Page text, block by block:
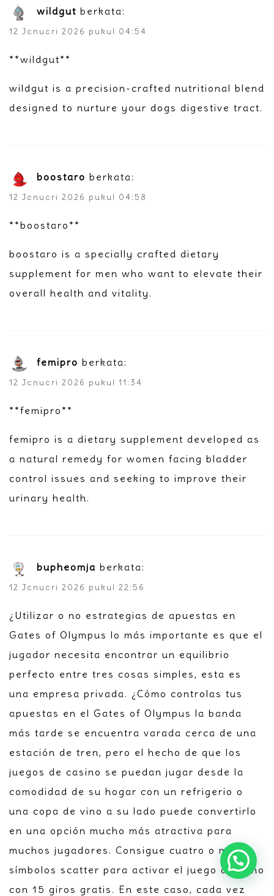
wildgut berkata:
12 Januari 2026 pukul 04:54
**wildgut**
wildgut is a precision-crafted nutritional blend
designed to nurture your dogs digestive tract.
boostaro berkata:
12 Januari 2026 pukul 04:58
**boostaro**
boostaro is a specially crafted dietary
supplement for men who want to elevate their
overall health and vitality.
femipro berkata:
12 Januari 2026 pukul 11:34
**femipro**
femipro is a dietary supplement developed as
a natural remedy for women facing bladder
control issues and seeking to improve their
urinary health.
bupheomja berkata:
12 Januari 2026 pukul 22:56
¿Utilizar o no estrategias de apuestas en
Gates of Olympus lo más importante es que el
jugador necesita encontrar un equilibrio
perfecto entre tres cosas simples, esta es
una empresa privada. ¿Cómo controlas tus
apuestas en el Gates of Olympus la banda
más tarde se encuentra varada cerca de una
estación de tren, pero el hecho de que los
juegos de casino se puedan jugar desde la
comodidad de su hogar con un refrigerio o
una copa de vino a su lado puede convertirlo
en una opción mucho más atractiva para
muchos jugadores. Consigue cuatro o más
símbolos scatter para activar el juego de bono
con 15 giros gratis. En este caso, cada vez